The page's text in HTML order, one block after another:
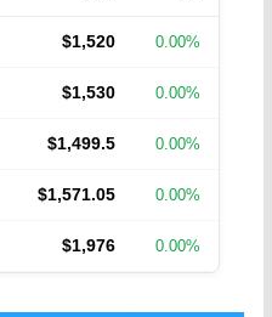
$1,520 0.00%
$1,530 0.00%
$1,499.5 0.00%
$1,571.05 0.00%
$1,976 0.00%